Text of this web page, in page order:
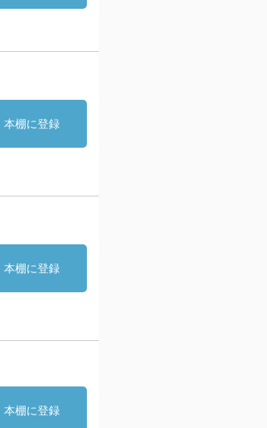
本棚に登録
本棚に登録
本棚に登録